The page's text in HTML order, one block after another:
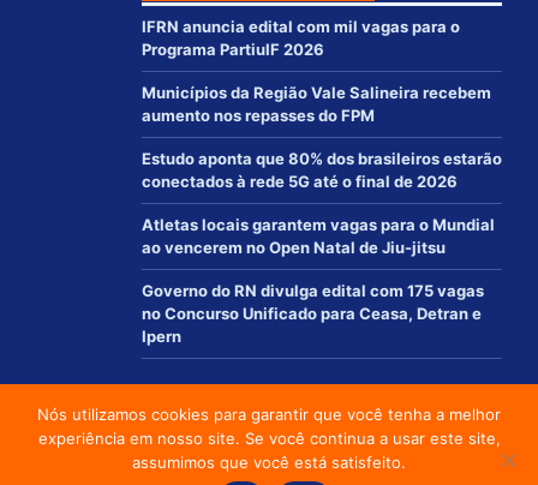
IFRN anuncia edital com mil vagas para o
Programa PartiuIF 2026
Municípios da Região Vale Salineira recebem
aumento nos repasses do FPM
Estudo aponta que 80% dos brasileiros estarão
conectados à rede 5G até o final de 2026
Atletas locais garantem vagas para o Mundial
ao vencerem no Open Natal de Jiu-jitsu
Governo do RN divulga edital com 175 vagas
no Concurso Unificado para Ceasa, Detran e
Ipern
© 2012 - 2021 | www.macaurn.com.br - Todos os direitos reservados
Desenvolvido por:
Nós utilizamos cookies para garantir que você tenha a melhor
experiência em nosso site. Se você continua a usar este site,
assumimos que você está satisfeito.